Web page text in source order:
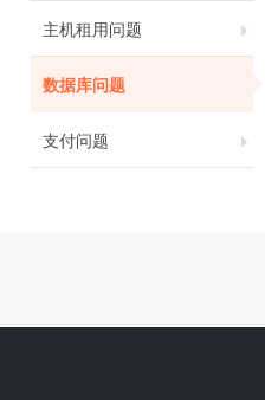
主机租用问题
数据库问题
支付问题